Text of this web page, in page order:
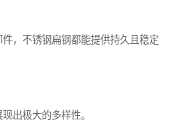
，不锈钢扁钢都能提供持久且稳定
出极大的多样性。